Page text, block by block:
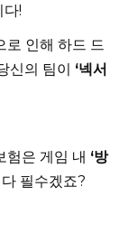
다!
로 인해 하드 드
신의 팀이 ‘넥서
험은 게임 내 ‘방
필수겠죠?